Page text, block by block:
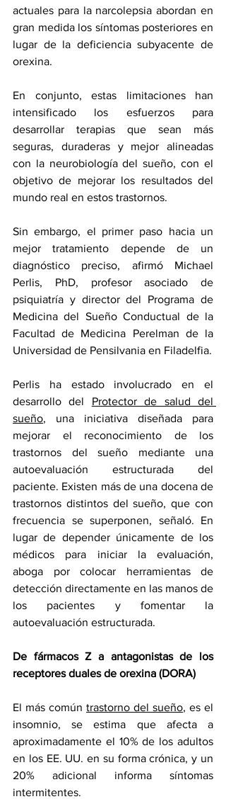
actuales para la narcolepsia abordan en
gran medida los síntomas posteriores en
lugar de la deficiencia subyacente de
orexina.
En conjunto, estas limitaciones han
intensificado los esfuerzos para
desarrollar terapias que sean más
seguras, duraderas y mejor alineadas
con la neurobiología del sueño, con el
objetivo de mejorar los resultados del
mundo real en estos trastornos.
Sin embargo, el primer paso hacia un
mejor tratamiento depende de un
diagnóstico preciso, afirmó Michael
Perlis, PhD, profesor asociado de
psiquiatría y director del Programa de
Medicina del Sueño Conductual de la
Facultad de Medicina Perelman de la
Universidad de Pensilvania en Filadelfia.
Perlis ha estado involucrado en el
desarrollo del Protector de salud del
sueño, una iniciativa diseñada para
mejorar el reconocimiento de los
trastornos del sueño mediante una
autoevaluación estructurada del
paciente. Existen más de una docena de
trastornos distintos del sueño, que con
frecuencia se superponen, señaló. En
lugar de depender únicamente de los
médicos para iniciar la evaluación,
aboga por colocar herramientas de
detección directamente en las manos de
los pacientes y fomentar la
autoevaluación estructurada.
De fármacos Z a antagonistas de los
receptores duales de orexina (DORA)
El más común trastorno del sueño, es el
insomnio, se estima que afecta a
aproximadamente el 10% de los adultos
en los EE. UU. en su forma crónica, y un
20% adicional informa síntomas
intermitentes.